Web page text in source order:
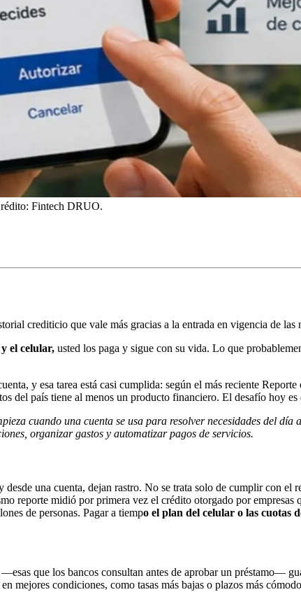
Fintech DRUO.
crediticio que vale más gracias a la entrada en vigencia de las
el celular, usted los paga y sigue con su vida. Lo que
y esa tarea está casi cumplida: según el más reciente Reporte
del país tiene al menos un producto financiero. El desafío hoy es
cuando una cuenta se usa para resolver necesidades del
organizar gastos y automatizar pagos de servicios.
una cuenta, dejan rastro. No se trata solo de cumplir con el
reporte midió por primera vez el crédito otorgado por
de personas. Pagar a tiempo el plan del celular o las cuotas
—esas que los bancos consultan antes de aprobar un préstamo—
mejores condiciones, como tasas más bajas o plazos más